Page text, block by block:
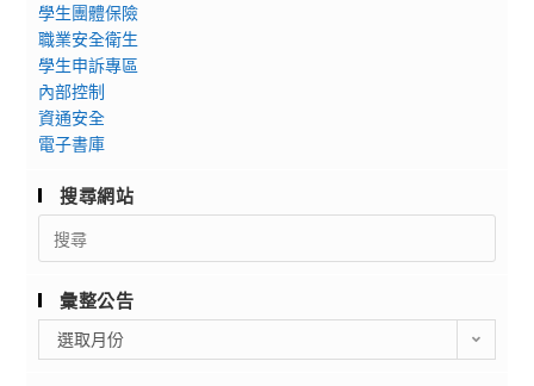
學生團體保險
職業安全衛生
學生申訴專區
內部控制
資通安全
電子書庫
搜尋網站
Search
for:
彙整公告
整
選取月份